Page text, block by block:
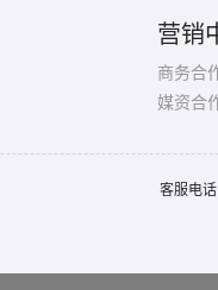
营销
商务合
媒资合
客服电